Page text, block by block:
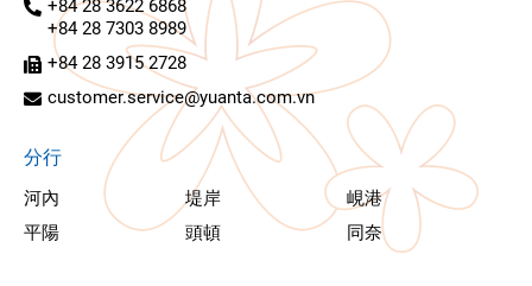
+84 28 3622 6868
+84 28 7303 8989
+84 28 3915 2728
customer.service@yuanta.com.vn
分行
河內 堤岸
峴港
平陽
頭頓 同奈